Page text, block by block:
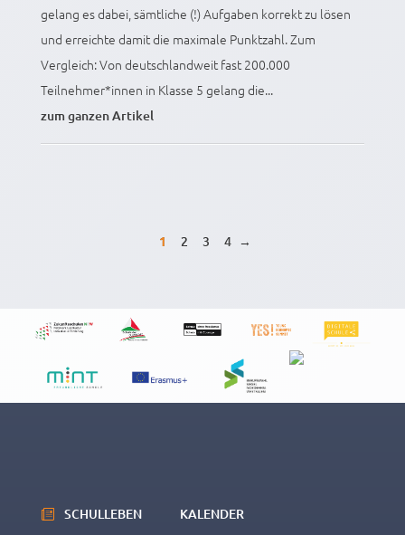
gelang es dabei, sämtliche (!) Aufgaben korrekt zu lösen
und erreichte damit die maximale Punktzahl. Zum
Vergleich: Von deutschlandweit fast 200.000
Teilnehmer*innen in Klasse 5 gelang die...
zum ganzen Artikel
1 2 3 4 →
SCHULLEBEN KALENDER